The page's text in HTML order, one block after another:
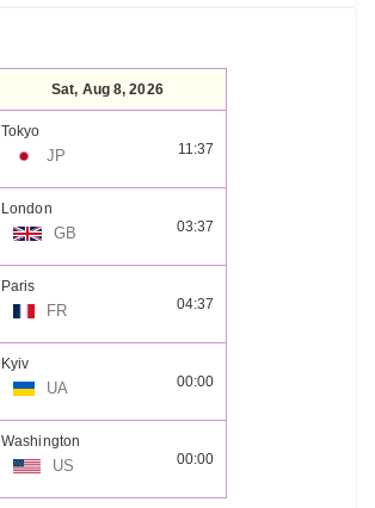
Sat, Aug 8, 2026
Tokyo
JP 11:37
London
GB 03:37
Paris
FR 04:37
Kyiv
UA 00:00
Washington
US 00:00